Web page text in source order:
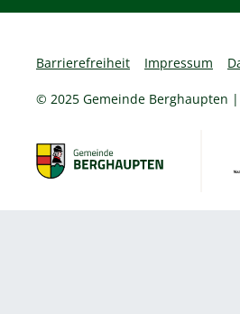
Barrierefreiheit Impressum
© 2025 Gemeinde Berghaupten